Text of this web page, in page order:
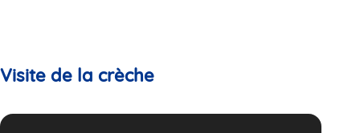
Visite de la crèche